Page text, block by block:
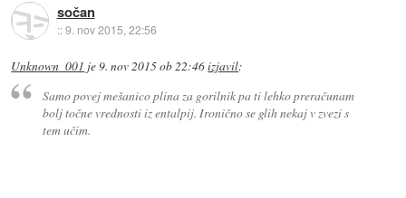
sočan
::9. nov 2015, 22:56
Unknown_001 je9. nov 2015 ob 22:46izjavil:
Samo povej mešanico plina za gorilnik pa ti lehko preračunam
bolj točne vrednosti iz entalpij. Ironično se glih nekaj v zvezi s
tem učim.